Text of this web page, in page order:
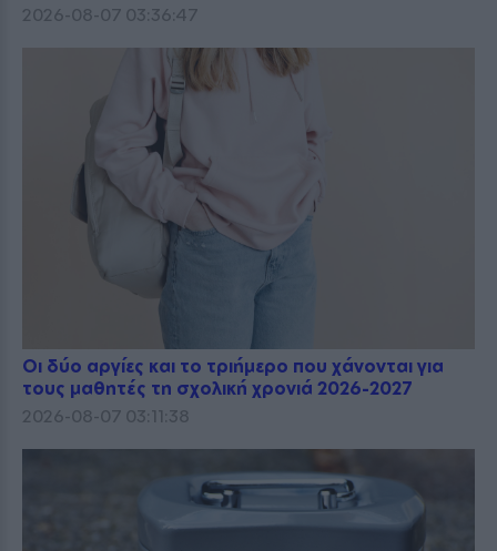
2026-08-07 03:36:47
Οι δύο αργίες και το τριήμερο που χάνονται για
τους μαθητές τη σχολική χρονιά 2026-2027
2026-08-07 03:11:38